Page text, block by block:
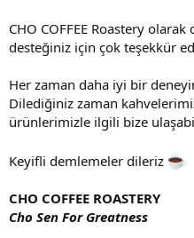
CHO COFFEE Roastery
desteğiniz için çok teşekkür
Her zaman daha iyi bir
Dilediğiniz zaman
ürünlerimizle ilgili bize
Keyifli demlemeler dileriz
CHO COFFEE ROASTERY
Cho Sen For Greatness